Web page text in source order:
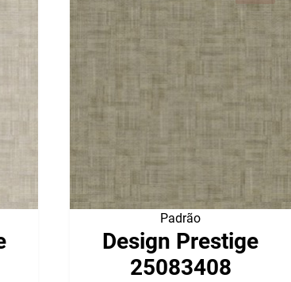
Padrão
Design Prestige
25083408